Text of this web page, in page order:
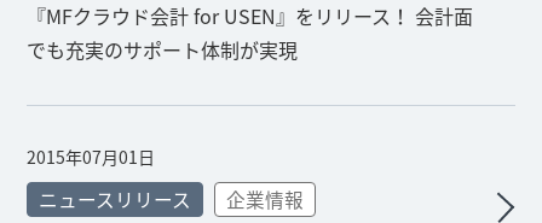
『MFクラウド会計 for USEN』をリリース！ 会計面
でも充実のサポート体制が実現
2015年07月01日
ニュースリリース 企業情報